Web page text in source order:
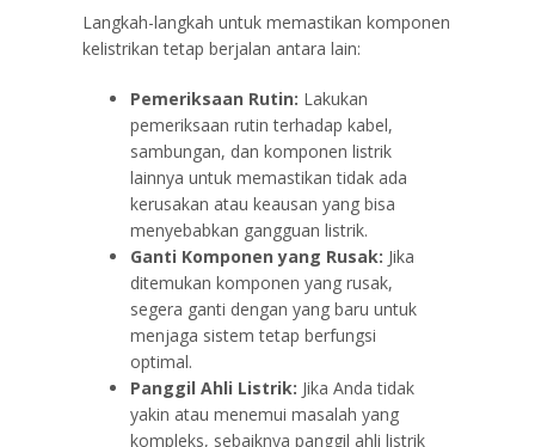
Langkah-langkah untuk memastikan komponen
kelistrikan tetap berjalan antara lain:
Pemeriksaan Rutin: Lakukan
pemeriksaan rutin terhadap kabel,
sambungan, dan komponen listrik
lainnya untuk memastikan tidak ada
kerusakan atau keausan yang bisa
menyebabkan gangguan listrik.
Ganti Komponen yang Rusak: Jika
ditemukan komponen yang rusak,
segera ganti dengan yang baru untuk
menjaga sistem tetap berfungsi
optimal.
Panggil Ahli Listrik: Jika Anda tidak
yakin atau menemui masalah yang
kompleks, sebaiknya panggil ahli listrik